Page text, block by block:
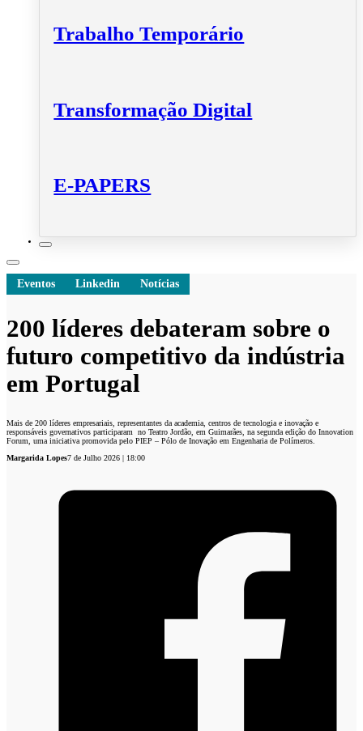
Trabalho Temporário
Transformação Digital
E-PAPERS
Eventos Linkedin Notícias
200 líderes debateram sobre o
futuro competitivo da indústria
em Portugal
Mais de 200 líderes empresariais, representantes da academia, centros de tecnologia e inovação e
responsáveis governativos participaram no Teatro Jordão, em Guimarães, na segunda edição do Innovation
Forum, uma iniciativa promovida pelo PIEP – Pólo de Inovação em Engenharia de Polímeros.
Margarida Lopes7 de Julho 2026 | 18:00